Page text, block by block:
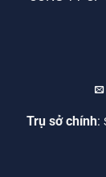
Trụ sở chính: